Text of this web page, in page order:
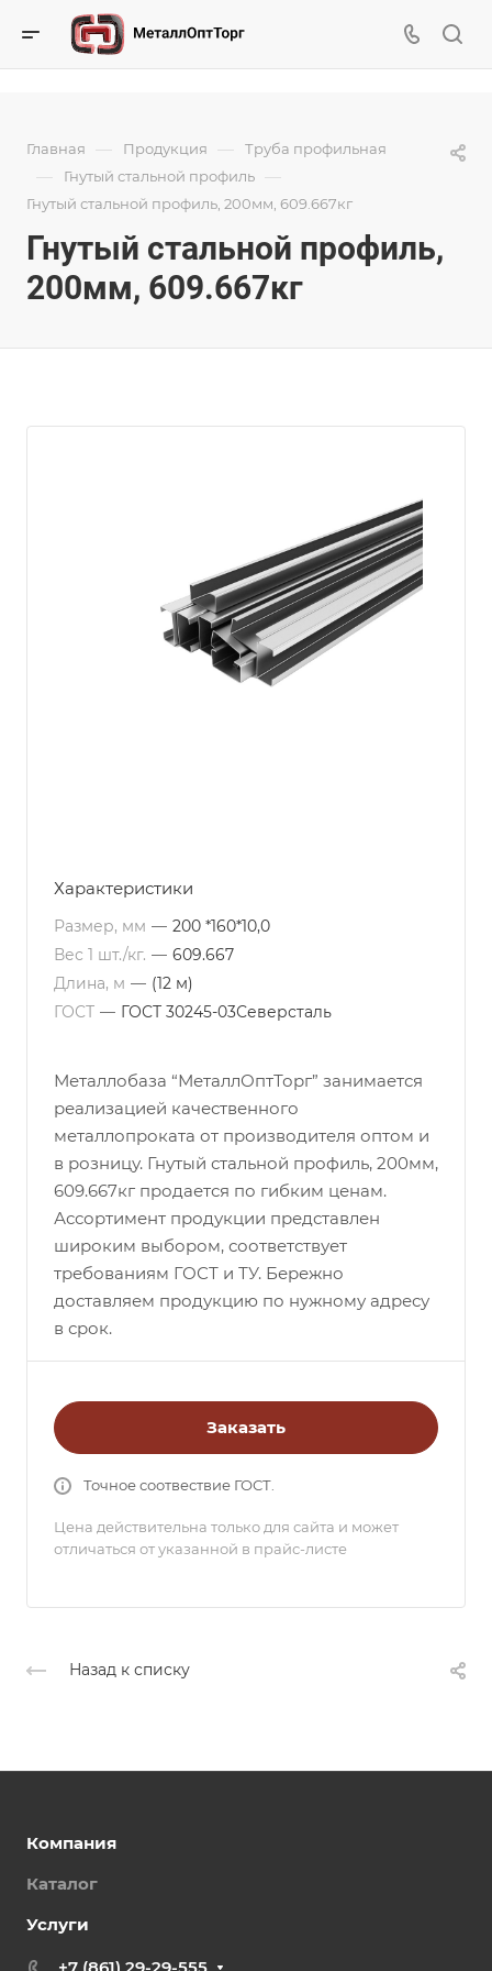
Главная — Продукция — Труба профильная
— Гнутый стальной профиль —
Гнутый стальной профиль, 200мм, 609.667кг
Гнутый стальной профиль,
200мм, 609.667кг
Характеристики
Размер, мм — 200 *160*10,0
Вес 1 шт./кг. — 609.667
Длина, м — (12 м)
ГОСТ — ГОСТ 30245-03Северсталь
Металлобаза “МеталлОптТорг” занимается
реализацией качественного
металлопроката от производителя оптом и
в розницу. Гнутый стальной профиль, 200мм,
609.667кг продается по гибким ценам.
Ассортимент продукции представлен
широким выбором, соответствует
требованиям ГОСТ и ТУ. Бережно
доставляем продукцию по нужному адресу
в срок.
Заказать
Точное соотвествие ГОСТ.
Цена действительна только для сайта и может
отличаться от указанной в прайс-листе
Назад к списку
Компания
Каталог
Услуги